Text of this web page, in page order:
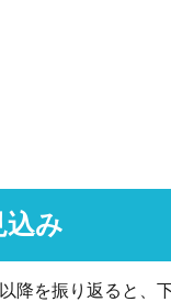
込み
降を振り返ると、